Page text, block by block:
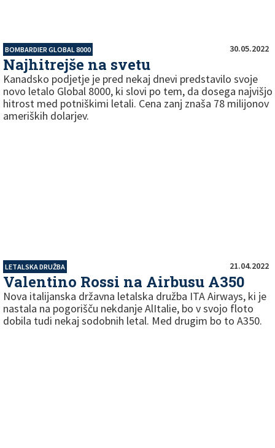
BOMBARDIER GLOBAL 8000 30.05.2022
Najhitrejše na svetu
Kanadsko podjetje je pred nekaj dnevi predstavilo svoje
novo letalo Global 8000, ki slovi po tem, da dosega najvišjo
hitrost med potniškimi letali. Cena zanj znaša 78 milijonov
ameriških dolarjev.
LETALSKA DRUŽBA 21.04.2022
Valentino Rossi na Airbusu A350
Nova italijanska državna letalska družba ITA Airways, ki je
nastala na pogorišču nekdanje AlItalie, bo v svojo floto
dobila tudi nekaj sodobnih letal. Med drugim bo to A350.